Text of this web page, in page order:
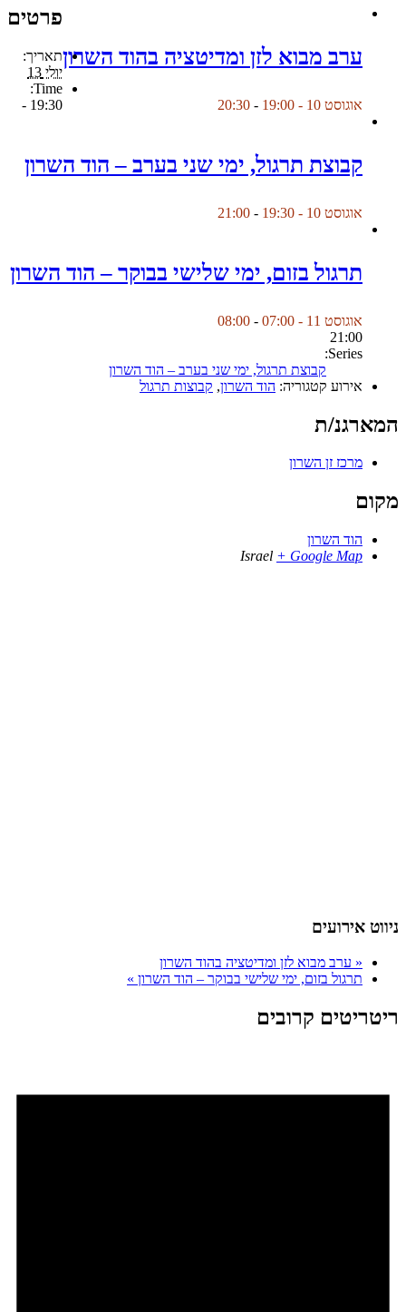
ערב מבוא לזן ומדיטציה בהוד השרון
אוגוסט 10 - 19:00 -
20:30
קבוצת תרגול, ימי שני בערב – הוד השרון
אוגוסט 10 - 19:30 -
21:00
תרגול בזום, ימי שלישי בבוקר – הוד השרון
אוגוסט 11 - 07:00 -
08:00
פרטים
תאריך:
יולי 13
Time:
19:30 -
21:00
Series:
קבוצת תרגול, ימי שני בערב – הוד השרון
אירוע קטגוריה: הוד השרון, קבוצות תרגול
המארגנ/ת
מרכז זן השרון
מקום
הוד השרון
Israel + Google Map
ניווט אירועים
« ערב מבוא לזן ומדיטציה בהוד השרון
תרגול בזום, ימי שלישי בבוקר – הוד השרון »
ריטריטים קרובים